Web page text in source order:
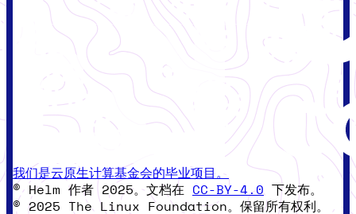
我们是云原生计算基金会的毕业项目。
© Helm 作者 2025。文档在 CC-BY-4.0 下发布。
© 2025 The Linux Foundation。保留所有权利。